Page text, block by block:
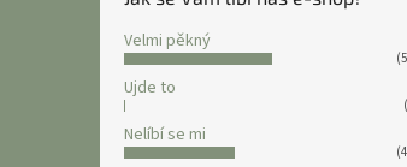
Velmi pěkný
Ujde to
Nelíbí se mi